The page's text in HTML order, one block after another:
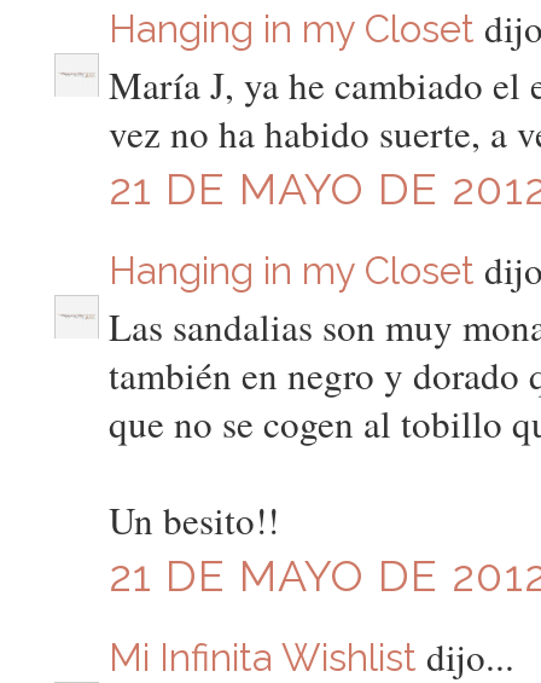
Hanging in my Closet
María J, ya he cambiado el
vez no ha habido suerte, a
21 DE MAYO DE
Hanging in my Closet
Las sandalias son muy
también en negro y dorado
que no se cogen al tobillo
Un besito!!
21 DE MAYO DE
Mi Infinita Wishlist dijo...